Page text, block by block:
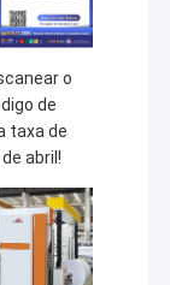
o
de
taxa de
abril!